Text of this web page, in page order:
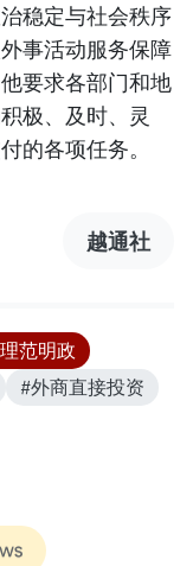
稳定与社会秩序
事活动服务保障
要求各部门和地
极、及时、灵
的各项任务。
越通社
范明政
#外商直接投资